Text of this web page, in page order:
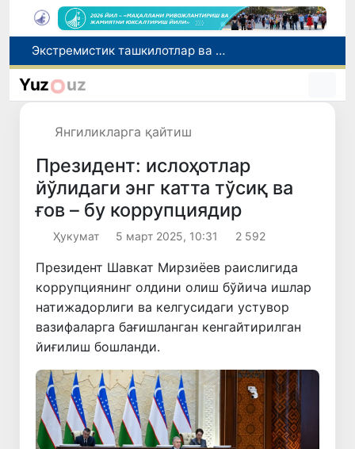
Ўзбекистон Журналистлар уюшмаси қошида Блогерлар ижодий кенгаши ташкил этилди
Кредит ва молиявий хизматлар рекламасига огоҳлантириш талаби киритилади
Yuz uz
Янгиликларга қайтиш
Президент: ислоҳотлар
йўлидаги энг катта тўсиқ ва
ғов – бу коррупциядир
Ҳукумат 5 март 2025, 10:31 2 592
Президент Шавкат Мирзиёев раислигида
коррупциянинг олдини олиш бўйича ишлар
натижадорлиги ва келгусидаги устувор
вазифаларга бағишланган кенгайтирилган
йиғилиш бошланди.